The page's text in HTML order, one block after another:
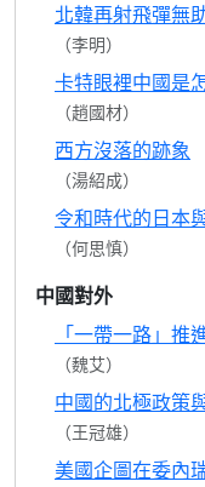
北韓再射飛彈無
（李明）
卡特眼裡中國是
（趙國材）
西方沒落的跡象
（湯紹成）
令和時代的日本
（何思慎）
中國對外
「一帶一路」推
（魏艾）
中國的北極政策
（王冠雄）
美國企圖在委內